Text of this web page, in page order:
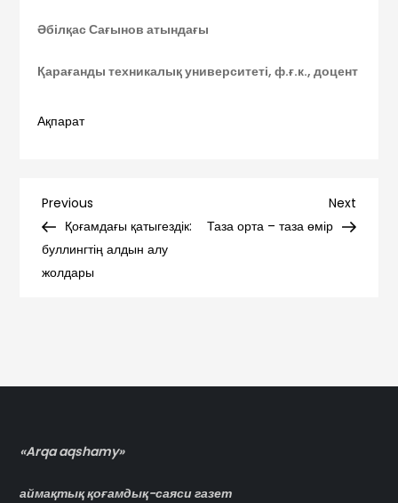
Әбілқас Сағынов атындағы
Қарағанды техникалық университеті, ф.ғ.к., доцент
Ақпарат
Навигация
по
Previous
Post
Previous
Қоғамдағы қатыгездік:
буллингтің алдын алу
жолдары
Next
Post
Next
Таза орта – таза өмір
«Arqa aqshamy»
аймақтық қоғамдық-саяси газет